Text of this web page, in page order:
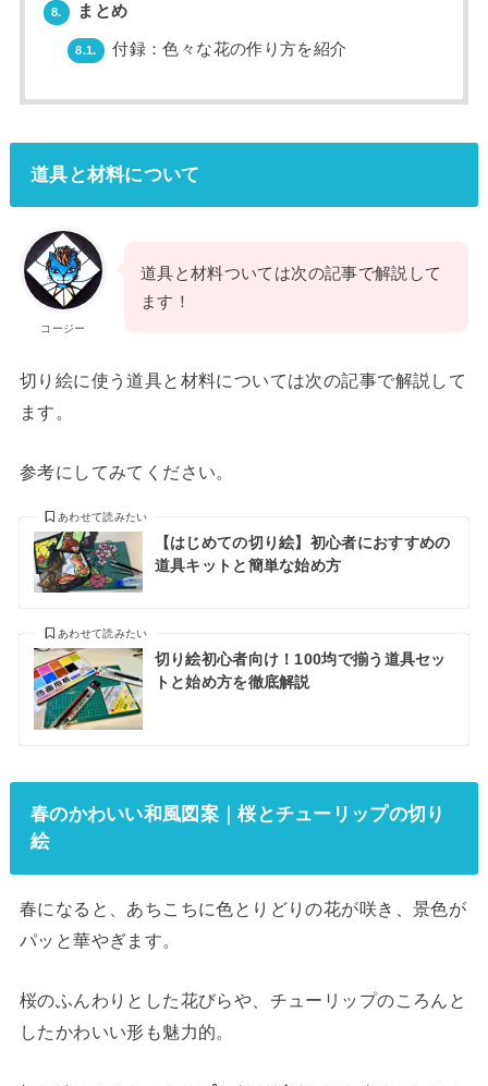
8. まとめ
8.1. 付録：色々な花の作り方を紹介
道具と材料について
コージー
道具と材料ついては次の記事で解説して
ます！
切り絵に使う道具と材料については次の記事で解説して
ます。
参考にしてみてください。
【はじめての切り絵】初心者におすすめの
道具キットと簡単な始め方
あわせて読みたい
切り絵初心者向け！100均で揃う道具セッ
トと始め方を徹底解説
あわせて読みたい
春のかわいい和風図案｜桜とチューリップの切り
絵
春になると、あちこちに色とりどりの花が咲き、景色が
パッと華やぎます。
桜のふんわりとした花びらや、チューリップのころんと
したかわいい形も魅力的。